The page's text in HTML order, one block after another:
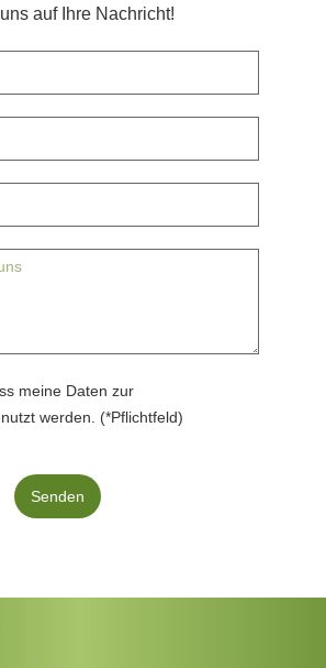
auf Ihre Nachricht!
meine Daten zur
werden. (*Pflichtfeld)
Senden